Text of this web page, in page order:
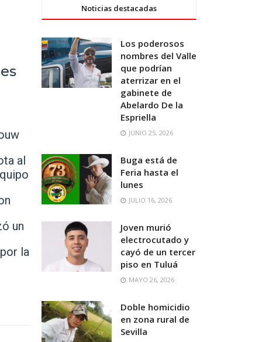
al
un
la
Noticias destacadas
Los poderosos
nombres del Valle
que podrían
aterrizar en el
gabinete de
Abelardo De la
Espriella
JUNIO 25, 2026
Buga está de
Feria hasta el
lunes
JULIO 16, 2026
Joven murió
electrocutado y
cayó de un tercer
piso en Tuluá
MAYO 26, 2026
Doble homicidio
en zona rural de
Sevilla